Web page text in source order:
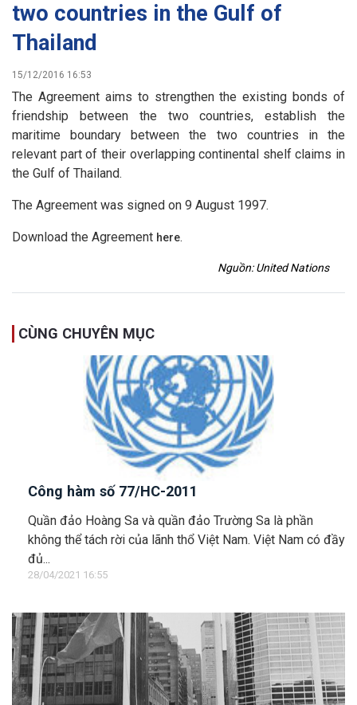
two countries in the Gulf of
Thailand
15/12/2016 16:53
The Agreement aims to strengthen the existing bonds of
friendship between the two countries, establish the
maritime boundary between the two countries in the
relevant part of their overlapping continental shelf claims in
the Gulf of Thailand.
The Agreement was signed on 9 August 1997.
Download the Agreement here.
Nguồn: United Nations
CÙNG CHUYÊN MỤC
Công hàm số 77/HC-2011
Quần đảo Hoàng Sa và quần đảo Trường Sa là phần
không thể tách rời của lãnh thổ Việt Nam. Việt Nam có đầy
đủ...
28/04/2021 16:55